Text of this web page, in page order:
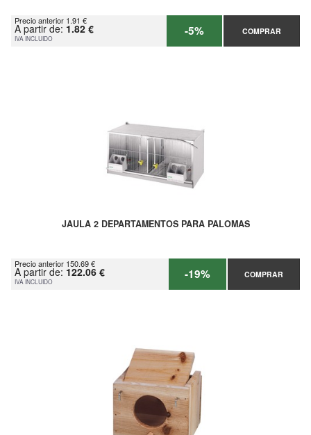
Precio anterior 1.91 €
A partir de: 1.82 €
IVA INCLUIDO -5% COMPRAR
JAULA 2 DEPARTAMENTOS PARA PALOMAS
Precio anterior 150.69 €
A partir de: 122.06 €
IVA INCLUIDO -19% COMPRAR